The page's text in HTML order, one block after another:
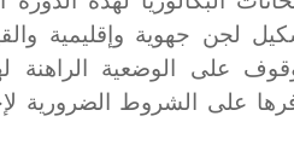
لجن جهوية وإقليمية
على الوضعية الراهنة
على الشروط الضرورية